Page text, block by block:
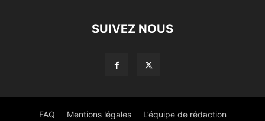
SUIVEZ NOUS
FAQ Mentions légales L’équipe de rédaction